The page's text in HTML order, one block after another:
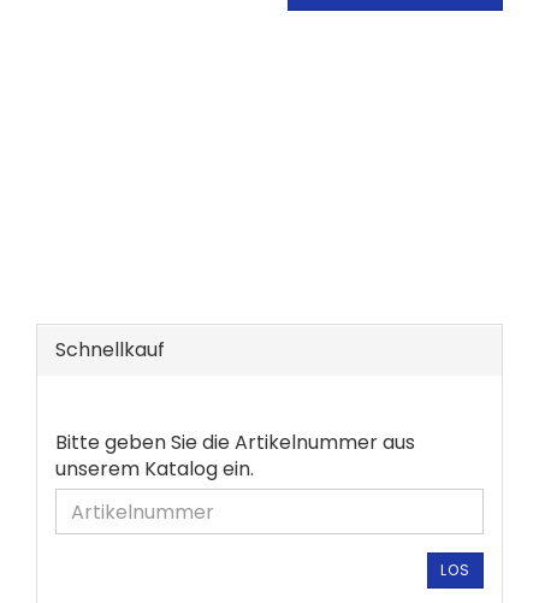
Schnellkauf
BITTE
GEBEN
SIE
DIE
Bitte geben Sie die Artikelnummer aus
unserem Katalog ein.
LOS